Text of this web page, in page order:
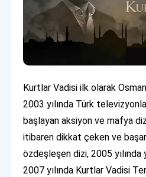
Kurtlar Vadisi ilk olarak Osman
2003 yılında Türk
başlayan aksiyon ve mafya
itibaren dikkat çeken ve
özdeşleşen dizi, 2005 yılında
2007 yılında Kurtlar Vadisi